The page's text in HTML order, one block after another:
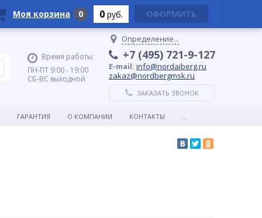
Время работы:
ПН-ПТ 9:00 - 19:00
СБ-ВС выходной
Определение...
+7 (495) 721-9-127
E-mail: info@nordaiberg.ru
zakaz@nordbergmsk.ru
ЗАКАЗАТЬ ЗВОНОК
ГАРАНТИЯ О КОМПАНИИ КОНТАКТЫ ...
Моя корзина 0 0 руб. ОФОРМИТЬ